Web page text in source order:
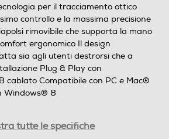
per il tracciamento ottico
controllo e la massima precisione
rimovibile che supporta la mano
ergonomico Il design
sia agli utenti destrorsi che a
Plug & Play con
cablato Compatibile con PC e Mac®
Windows® 8
tutte le specifiche